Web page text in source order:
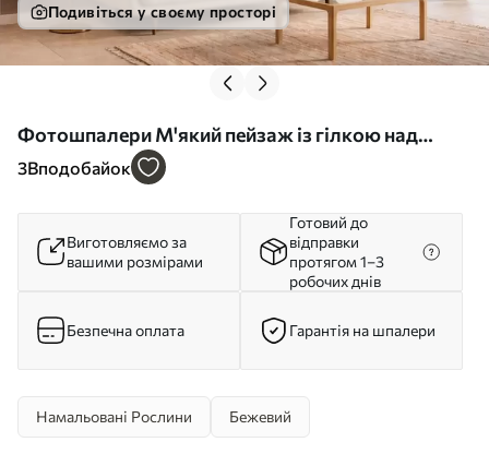
Подивіться у своєму просторі
Фотошпалери М'який пейзаж із гілкою над
пагорбами у світло-бежевих тонах w05297
3Вподобайок
Виготовляємо за
вашими розмірами
Готовий до
відправки
протягом 1–3
робочих днів
Безпечна оплата Гарантія на шпалери
Намальовані Рослини Бежевий